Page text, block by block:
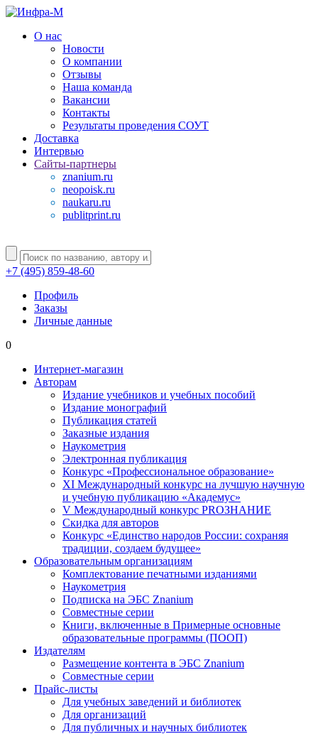
О нас
Новости
О компании
Отзывы
Наша команда
Вакансии
Контакты
Результаты проведения СОУТ
Доставка
Интервью
Сайты-партнеры
znanium.ru
neopoisk.ru
naukaru.ru
publitprint.ru
+7 (495) 859-48-60
Профиль
Заказы
Личные данные
0
Интернет-магазин
Авторам
Издание учебников и учебных пособий
Издание монографий
Публикация статей
Заказные издания
Наукометрия
Электронная публикация
Конкурс «Профессиональное образование»
XI Международный конкурс на лучшую научную
и учебную публикацию «Академус»
V Международный конкурс PROЗНАНИЕ
Скидка для авторов
Конкурс «Единство народов России: сохраняя
традиции, создаем будущее»
Образовательным организациям
Комплектование печатными изданиями
Наукометрия
Подписка на ЭБС Znanium
Совместные серии
Книги, включенные в Примерные основные
образовательные программы (ПООП)
Издателям
Размещение контента в ЭБС Znanium
Совместные серии
Прайс-листы
Для учебных заведений и библиотек
Для организаций
Для публичных и научных библиотек